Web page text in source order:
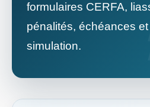
formulaires CERFA,
pénalités, échéances
simulation.